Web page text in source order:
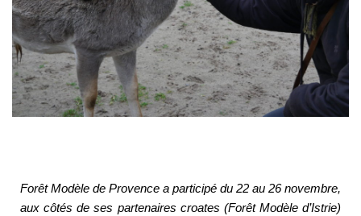
Forêt Modèle de Provence a participé du 22 au 26 novembre,
aux côtés de ses partenaires croates (Forêt Modèle d’Istrie)